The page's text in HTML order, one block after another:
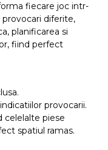
fiecare joc intr-
diferite,
planificarea si
fiind perfect
provocarii.
celelalte piese
spatiul ramas.